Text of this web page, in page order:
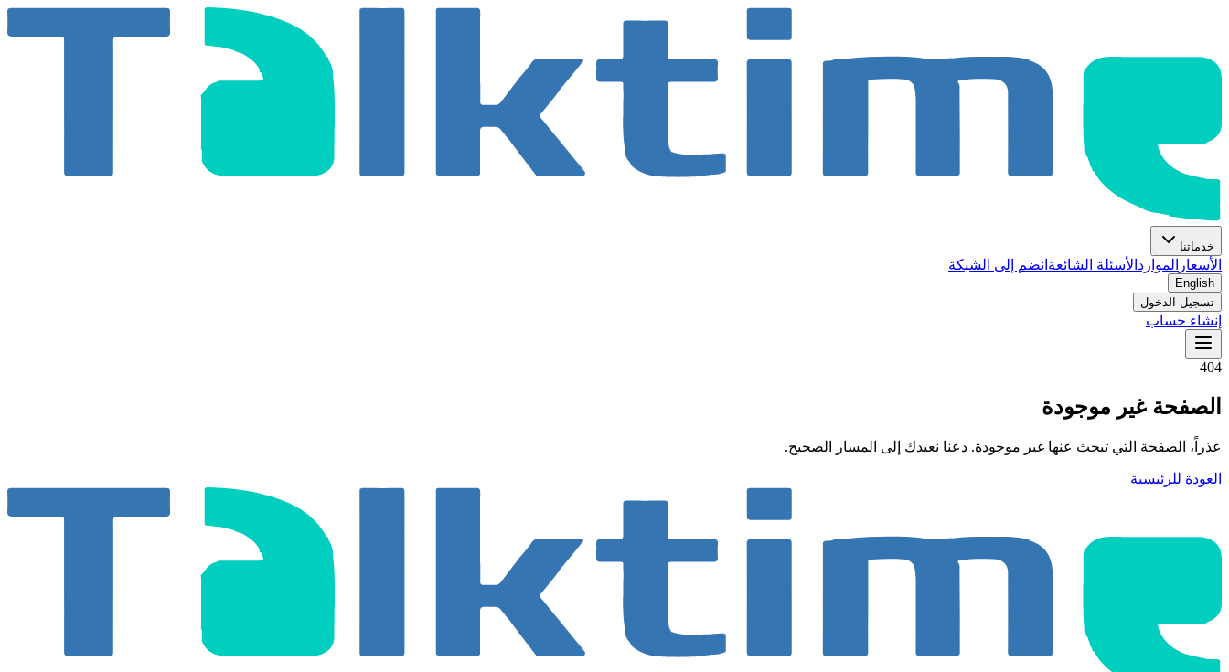
خدماتنا
الأسعار الموارد الأسئلة الشائعة انضم إلى الشبكة
English
تسجيل الدخول
إنشاء حساب
404
الصفحة غير موجودة
عذراً، الصفحة التي تبحث عنها غير موجودة. دعنا نعيدك إلى المسار الصحيح.
العودة للرئيسية